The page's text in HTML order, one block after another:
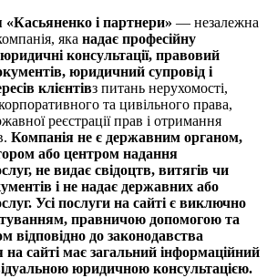
і партнери» — незалежна
яка надає професійну
консультації, правовий
юридичний супровід і
клієнтівз питань нерухомості,
та цивільного права,
реєстрації прав і отримання
Компанія не є державним органом,
або центром надання
не видає свідоцтв, витягів чи
і не надає державних або
Усі послуги на сайті є виключно
правничою допомогою та
відповідно до законодавства
на сайті має загальний інформаційний
юридичною консультацією.